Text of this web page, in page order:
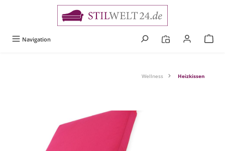
Navigation
Wellness Heizkissen